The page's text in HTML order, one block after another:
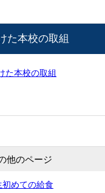
た本校の取組
た本校の取組
他のページ
めての給食